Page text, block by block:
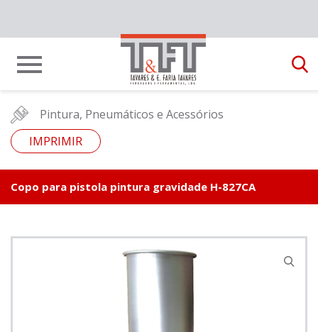
Pintura, Pneumáticos e Acessórios
IMPRIMIR
Copo para pistola pintura gravidade H-827CA